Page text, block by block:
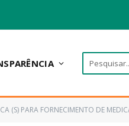
DE MEDICAMENTOS DE USO COMUM E USO